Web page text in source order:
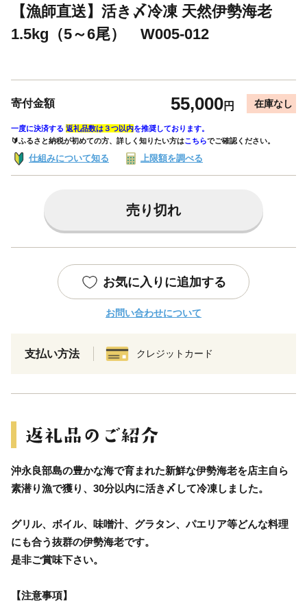
【漁師直送】活き〆冷凍 天然伊勢海老
1.5kg（5～6尾） W005-012
寄付金額 55,000円 在庫なし
一度に決済する 返礼品数は３つ以内を推奨しております。
🔰ふるさと納税が初めての方、詳しく知りたい方はこちらでご確認ください。
仕組みについて知る 上限額を調べる
売り切れ
お気に入りに追加する
お問い合わせについて
支払い方法 クレジットカード
沖永良部島の豊かな海で育まれた新鮮な伊勢海老を店主自ら
素潜り漁で獲り、30分以内に活き〆して冷凍しました。
グリル、ボイル、味噌汁、グラタン、パエリア等どんな料理
にも合う抜群の伊勢海老です。
是非ご賞味下さい。
【注意事項】